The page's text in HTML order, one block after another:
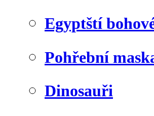
Egyptští
Pohřební
Dinosauři